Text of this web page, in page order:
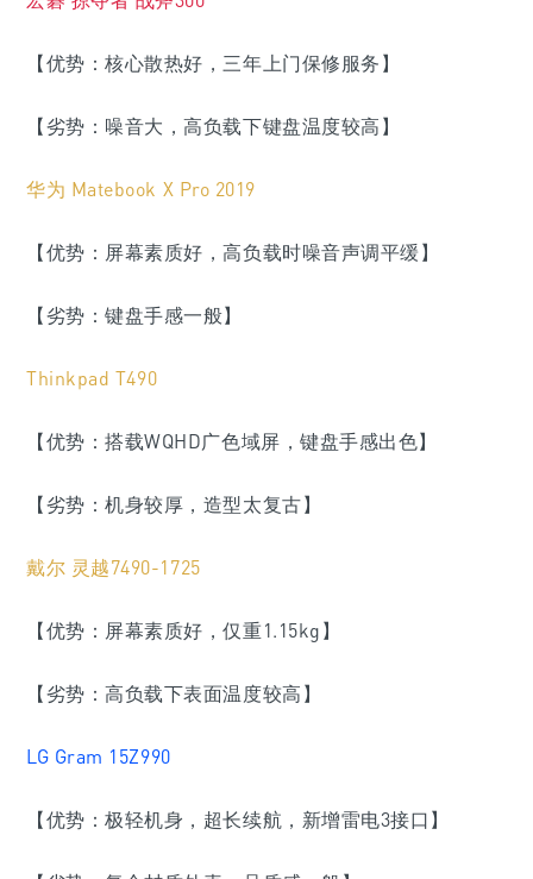
【优势：核心散热好，三年上门保修服务】
【劣势： 噪音大，高负载下键盘温度较高 】
华为 Matebook X Pro 2019
【优势：屏幕素质好，高负载时噪音声调平缓】
【劣势：键盘手感一般】
Thinkpad T490
【优势：搭载WQHD广色域屏，键盘手感出色】
【劣势：机身较厚，造型太复古】
戴尔 灵越7490-1725
【优势：屏幕素质好，仅重1.15kg】
【劣势：高负载下表面温度较高】
LG Gram 15Z990
【优势：极轻机身，超长续航，新增雷电3接口】